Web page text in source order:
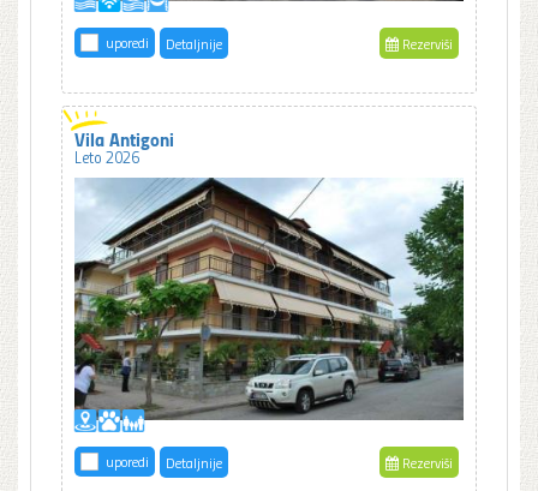
uporedi Detaljnije Rezerviši
Vila Antigoni
Leto 2026
uporedi Detaljnije Rezerviši